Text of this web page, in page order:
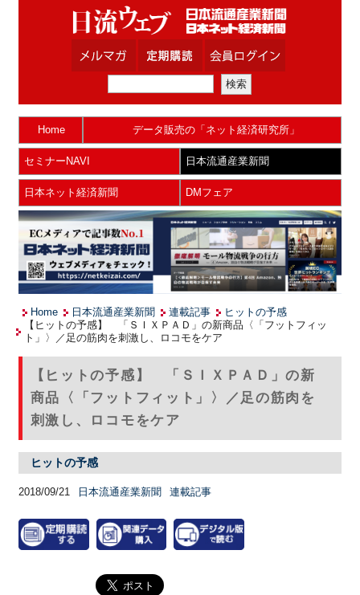
Home データ販売の「ネット経済研究所」
セミナーNAVI 日本流通産業新聞
日本ネット経済新聞 DMフェア
Home 日本流通産業新聞 連載記事
ヒットの予感
【ヒットの予感】 「ＳＩＸＰＡＤ」の新商品〈「フットフィッ
ト」〉／足の筋肉を刺激し、ロコモをケア
【ヒットの予感】 「ＳＩＸＰＡＤ」の新
商品〈「フットフィット」〉／足の筋肉を
刺激し、ロコモをケア
ヒットの予感
2018/09/21 日本流通産業新聞 連載記事